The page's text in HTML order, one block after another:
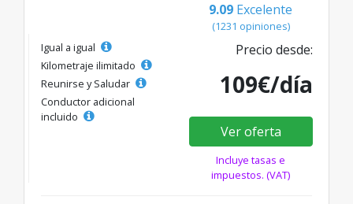
9.09 Excelente
(1231 opiniones)
Igual a igual
Kilometraje ilimitado
Reunirse y Saludar
Conductor adicional
incluido
Precio desde:
109€/día
Ver oferta
Incluye tasas e
impuestos. (VAT)